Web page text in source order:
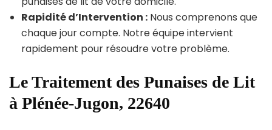
Rapidité d’Intervention : Nous comprenons que
chaque jour compte. Notre équipe intervient
rapidement pour résoudre votre problème.
Le Traitement des Punaises de Lit
à Plénée-Jugon, 22640